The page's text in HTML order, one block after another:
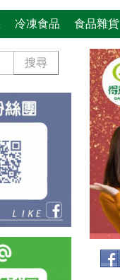
冷凍食品 食品雜貨